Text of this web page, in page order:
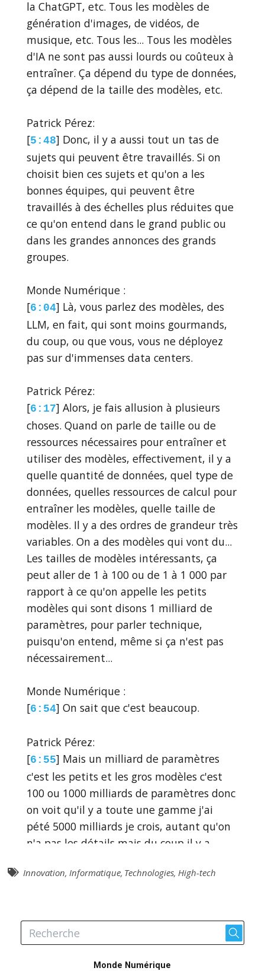
la ChatGPT, etc. Tous les modèles de
génération d'images, de vidéos, de
musique, etc. Tous les... Tous les modèles
d'IA ne sont pas aussi lourds ou coûteux à
entraîner. Ça dépend du type de données,
ça dépend de la taille des modèles, etc.
Patrick Pérez:
[5:48] Donc, il y a aussi tout un tas de
sujets qui peuvent être travaillés. Si on
choisit bien ces sujets et qu'on a les
bonnes équipes, qui peuvent être
travaillés à des échelles plus réduites que
ce qu'on entend dans le grand public ou
dans les grandes annonces des grands
groupes.
Monde Numérique :
[6:04] Là, vous parlez des modèles, des
LLM, en fait, qui sont moins gourmands,
du coup, ou que vous, vous ne déployez
pas sur d'immenses data centers.
Patrick Pérez:
[6:17] Alors, je fais allusion à plusieurs
choses. Quand on parle de taille ou de
ressources nécessaires pour entraîner et
utiliser des modèles, effectivement, il y a
quelle quantité de données, quel type de
données, quelles ressources de calcul pour
entraîner les modèles, quelle taille de
modèles. Il y a des ordres de grandeur très
variables. On a des modèles qui vont du...
Les tailles de modèles intéressants, ça
peut aller de 1 à 100 ou de 1 à 1 000 par
rapport à ce qu'on appelle les petits
modèles qui sont disons 1 milliard de
paramètres, pour parler technique,
puisqu'on entend, même si ça n'est pas
nécessairement...
Monde Numérique :
[6:54] On sait que c'est beaucoup.
Patrick Pérez:
[6:55] Mais un milliard de paramètres
c'est les petits et les gros modèles c'est
100 ou 1000 milliards de paramètres donc
on voit qu'il y a toute une gamme j'ai
pété 5000 milliards je crois, autant qu'on
n'a pas les détails mais du coup il y a
pour parler des grands modèles de
toute une gamme de modèles qui sont
intéressantes, donc il y a des progrès qui
se font sur les petits modèles et c'est très
Innovation, Informatique, Technologies, High-tech
Monde Numérique